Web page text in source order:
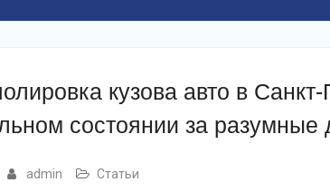
кузова авто в
состоянии за разумные
admin Статьи